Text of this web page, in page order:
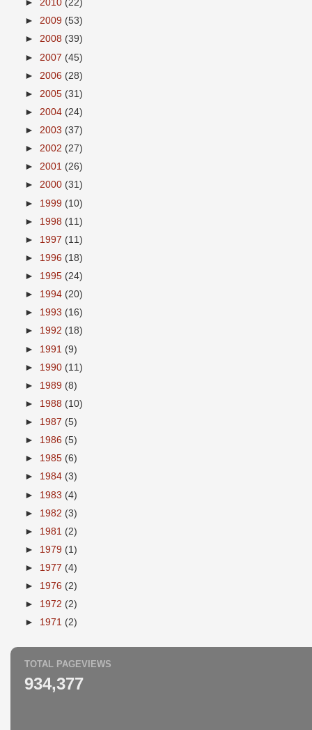
► 2010 (22)
► 2009 (53)
► 2008 (39)
► 2007 (45)
► 2006 (28)
► 2005 (31)
► 2004 (24)
► 2003 (37)
► 2002 (27)
► 2001 (26)
► 2000 (31)
► 1999 (10)
► 1998 (11)
► 1997 (11)
► 1996 (18)
► 1995 (24)
► 1994 (20)
► 1993 (16)
► 1992 (18)
► 1991 (9)
► 1990 (11)
► 1989 (8)
► 1988 (10)
► 1987 (5)
► 1986 (5)
► 1985 (6)
► 1984 (3)
► 1983 (4)
► 1982 (3)
► 1981 (2)
► 1979 (1)
► 1977 (4)
► 1976 (2)
► 1972 (2)
► 1971 (2)
TOTAL PAGEVIEWS
934,377